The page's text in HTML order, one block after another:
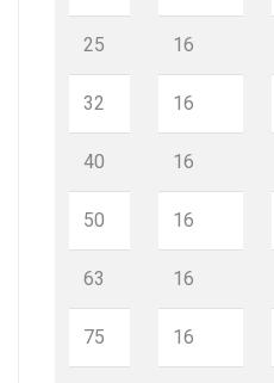
25
32
40
50
63
75
16
16
16
16
16
16